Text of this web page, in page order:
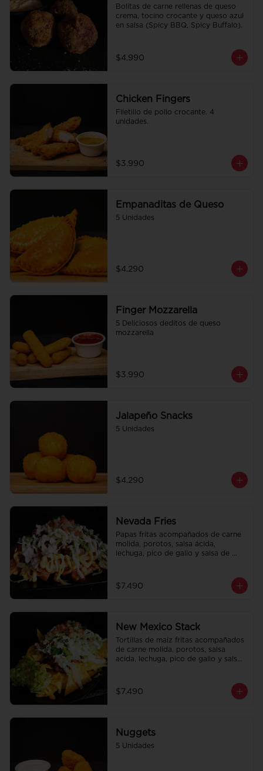
Bolitas de carne rellenas de queso
crema, tocino crocante y queso azul
en salsa (Spicy BBQ, Spicy Buffalo).
$4.990
Chicken Fingers
Filetillo de pollo crocante. 4
unidades.
$3.990
Empanaditas de Queso
5 Unidades
$4.290
Finger Mozzarella
5 Deliciosos deditos de queso
mozzarella
$3.990
Jalapeño Snacks
5 Unidades
$4.290
Nevada Fries
Papas fritas acompañados de carne
molida, porotos, salsa ácida,
lechuga, pico de gallo y salsa de
$7.490
New Mexico Stack
Tortillas de maíz fritas acompañados
de carne molida, porotos, salsa
acida, lechuga, pico de gallo y salsa
$7.490
Nuggets
5 Unidades